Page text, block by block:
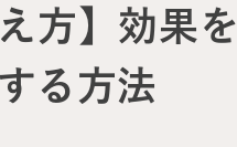
方】効果を
る方法